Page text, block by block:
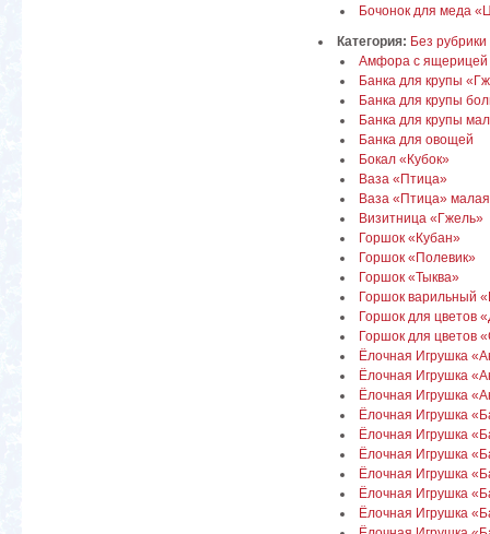
Бочонок для меда
Категория: Без рубрики
Амфора с ящерицей
Банка для крупы
Банка для крупы
Банка для крупы
Банка для овощей
Бокал «Кубок»
Ваза «Птица»
Ваза «Птица» малая
Визитница «Гжель»
Горшок «Кубан»
Горшок «Полевик»
Горшок «Тыква»
Горшок варильный
Горшок для цветов
Горшок для цветов
Ёлочная Игрушка
Ёлочная Игрушка
Ёлочная Игрушка
Ёлочная Игрушка
Ёлочная Игрушка
Ёлочная Игрушка
Ёлочная Игрушка
Ёлочная Игрушка
Ёлочная Игрушка